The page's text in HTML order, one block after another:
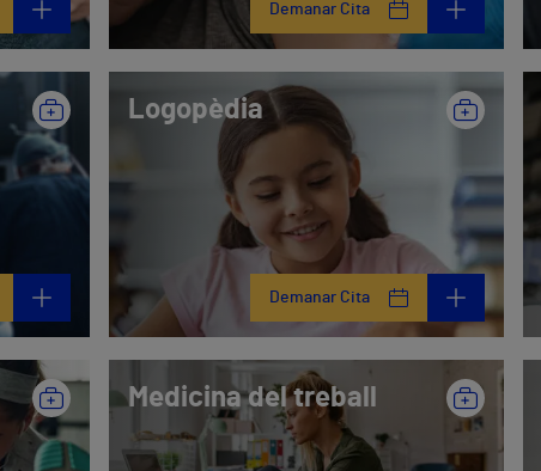
Demanar Cita
Logopèdia
Demanar Cita
Medicina del treball